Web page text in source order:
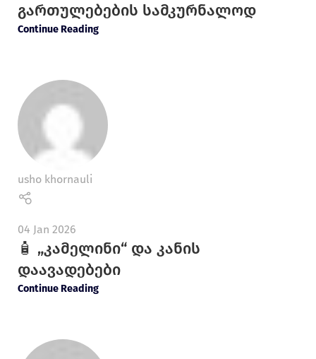
გართულებების სამკურნალოდ
Continue Reading
usho khornauli
04 Jan 2026
🧴 „კამელინი“ და კანის
დაავადებები
Continue Reading